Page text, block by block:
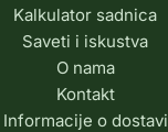
Kalkulator sadnica
Saveti i iskustva
O nama
Kontakt
Informacije o dostavi